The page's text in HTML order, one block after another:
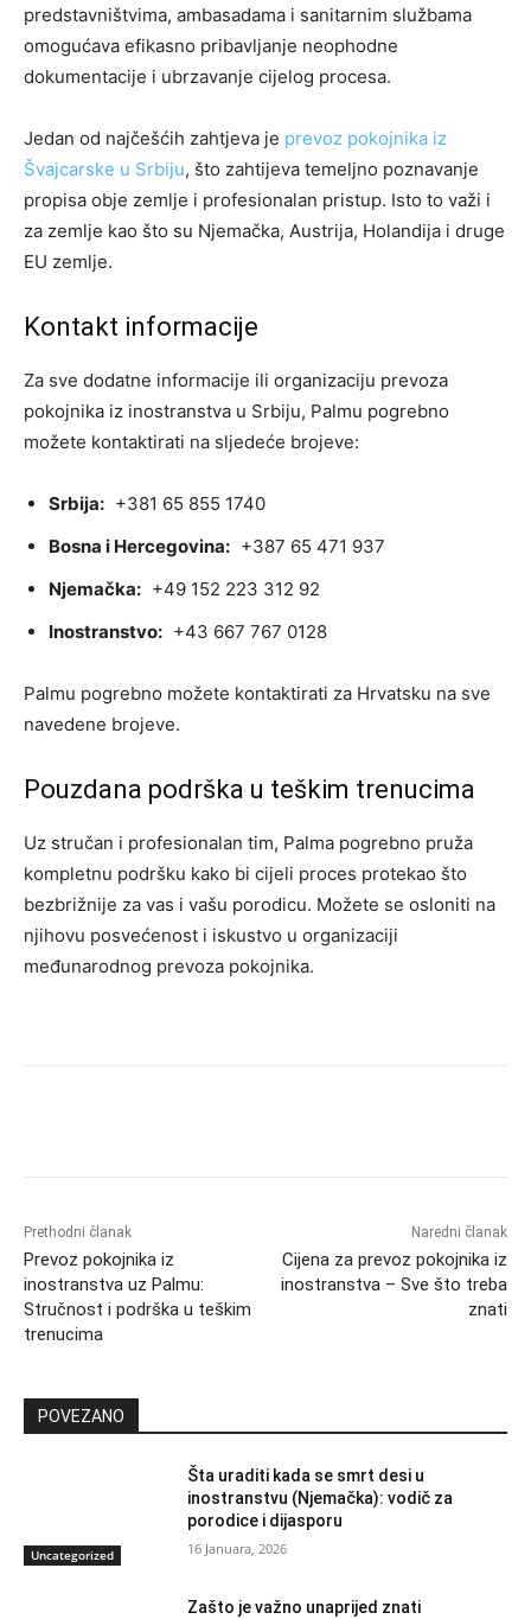
predstavništvima, ambasadama i sanitarnim službama
omogućava efikasno pribavljanje neophodne
dokumentacije i ubrzavanje cijelog procesa.
Jedan od najčešćih zahtjeva je prevoz pokojnika iz
Švajcarske u Srbiju, što zahtijeva temeljno poznavanje
propisa obje zemlje i profesionalan pristup. Isto to važi i
za zemlje kao što su Njemačka, Austrija, Holandija i druge
EU zemlje.
Kontakt informacije
Za sve dodatne informacije ili organizaciju prevoza
pokojnika iz inostranstva u Srbiju, Palmu pogrebno
možete kontaktirati na sljedeće brojeve:
Srbija: +381 65 855 1740
Bosna i Hercegovina: +387 65 471 937
Njemačka: +49 152 223 312 92
Inostranstvo: +43 667 767 0128
Palmu pogrebno možete kontaktirati za Hrvatsku na sve
navedene brojeve.
Pouzdana podrška u teškim trenucima
Uz stručan i profesionalan tim, Palma pogrebno pruža
kompletnu podršku kako bi cijeli proces protekao što
bezbrižnije za vas i vašu porodicu. Možete se osloniti na
njihovu posvećenost i iskustvo u organizaciji
međunarodnog prevoza pokojnika.
Prethodni članak
Prevoz pokojnika iz
inostranstva uz Palmu:
Stručnost i podrška u teškim
trenucima
Naredni članak
Cijena za prevoz pokojnika iz
inostranstva – Sve što treba
znati
POVEZANO
Uncategorized
Šta uraditi kada se smrt desi u
inostranstvu (Njemačka): vodič za
porodice i dijasporu
16 Januara, 2026
Zašto je važno unaprijed znati